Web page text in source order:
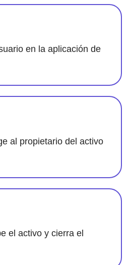
en la aplicación de
al propietario del activo
el activo y cierra el